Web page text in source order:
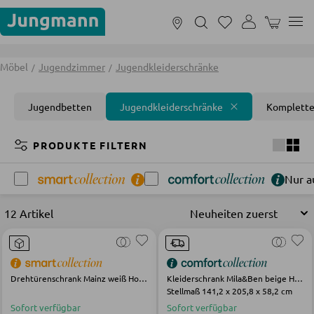
Nur noch 7 Tage:
MÖBEL
FILTERN NACH RÄUMEN
Wohnzimmer Schlafzimmer Badezimmer
SOFAS UND COUCHES
Wohnlandschaften
Möbel Jugendzimmer Jugendkleiderschränke
Jugendbetten Jugendkleiderschränke
PRODUKTE FILTERN
Nur
12 Artikel
Drehtürenschrank Mainz weiß Holzwerkstoff
Sofort verfügbar
Kleiderschrank Mila&Ben beige Holz
Stellmaß 141,2 x 205,8 x 58,2 cm
Sofort verfügbar